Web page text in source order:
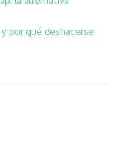
por qué deshacerse